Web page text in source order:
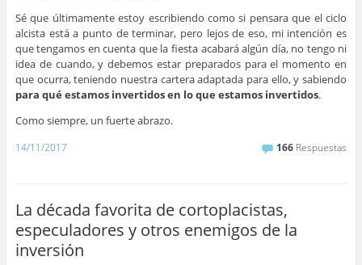
Sé que últimamente estoy escribiendo como si pensara que el ciclo
alcista está a punto de terminar, pero lejos de eso, mi intención es
que tengamos en cuenta que la fiesta acabará algún día, no tengo ni
idea de cuando, y debemos estar preparados para el momento en
que ocurra, teniendo nuestra cartera adaptada para ello, y sabiendo
para qué estamos invertidos en lo que estamos invertidos.
Como siempre, un fuerte abrazo.
14/11/2017 166 Respuestas
La década favorita de cortoplacistas,
especuladores y otros enemigos de la
inversión